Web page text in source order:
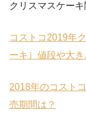
クリスマスケー
コストコ2019年
ーキ）値段や大き
2018年のコスト
売期間は？